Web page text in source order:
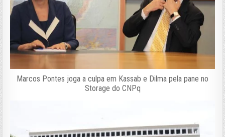
Marcos Pontes joga a culpa em Kassab e Dilma pela pane no
Storage do CNPq